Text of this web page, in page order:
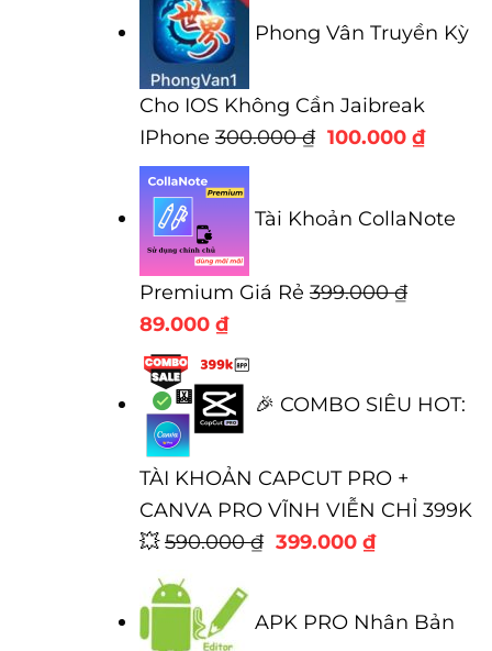
là:
290.000 ₫.là:
Phong Vân Truyền Kỳ
Cho IOS Không Cần Jaibreak
IPhone 300.000₫ Giá
300.000 ₫.
100.000 ₫Giá
là:
Tài Khoản CollaNote
Premium Giá Rẻ 399.000₫
Giá
gốc
là:
399.000 ₫.
89.000 ₫Giá
hiện
tại
là:
🎉 COMBO SIÊU HOT:
TÀI KHOẢN CAPCUT PRO +
CANVA PRO VĨNH VIỄN CHỈ 399K
💥 590.000₫ Giá
590.000 ₫.
399.000 ₫Giá
là:
APK PRO Nhân Bản